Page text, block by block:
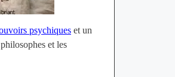
psychiqueset un
et les